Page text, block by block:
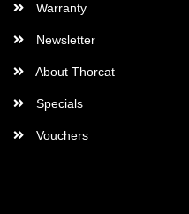
Warranty
Newsletter
About Thorcat
Specials
Vouchers